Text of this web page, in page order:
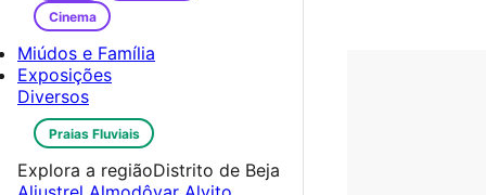
Cinema
Miúdos e Família
Exposições
Diversos
Praias Fluviais
Explora a regiãoDistrito de Beja